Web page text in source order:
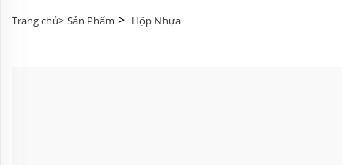
Trang chủ> Sản Phẩm > Hộp Nhựa